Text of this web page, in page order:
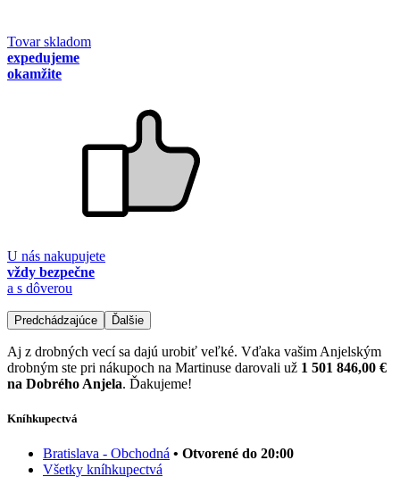
Tovar skladom
expedujeme
okamžite
U nás nakupujete
vždy bezpečne
a s dôverou
Predchádzajúce Ďalšie
Aj z drobných vecí sa dajú urobiť veľké. Vďaka vašim Anjelským
drobným ste pri nákupoch na Martinuse darovali už 1 501 846,00 €
na Dobrého Anjela. Ďakujeme!
Kníhkupectvá
Bratislava - Obchodná • Otvorené do 20:00
Všetky kníhkupectvá